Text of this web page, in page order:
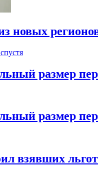
новых
размер
размер
взявших